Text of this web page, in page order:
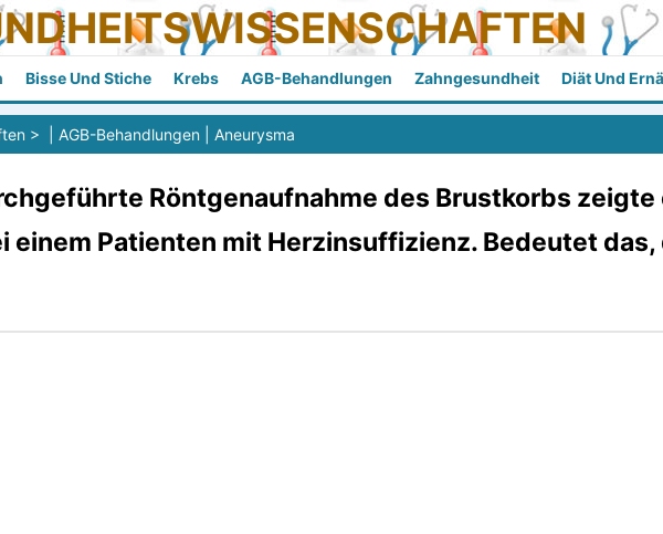
Bisse Und Stiche Krebs AGB-Behandlungen Zahngesundheit Diät Und
> | AGB-Behandlungen Aneurysma
Röntgenaufnahme des Brustkorbs
einem Patienten mit Herzinsuffizienz. Bedeutet